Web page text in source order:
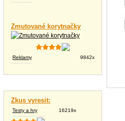
Zmutované korytnačky
Reklamy 9842x
Zkus vyresit:
Testy a hry 16219x